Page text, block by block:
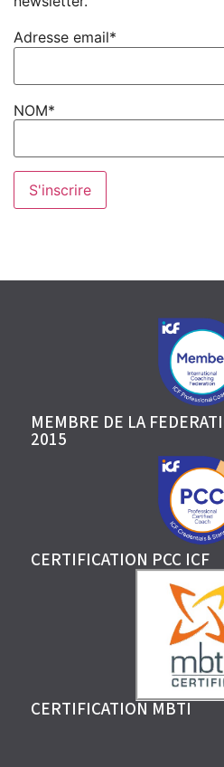
Adresse email*
NOM*
MEMBRE DE LA
2015
CERTIFICATION PCC ICF
CERTIFICATION MBTI